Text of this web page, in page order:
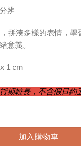
辨
拼湊多樣的表情，學
意義。
1 cm
期較長，不含假日約
數量
加入購物車